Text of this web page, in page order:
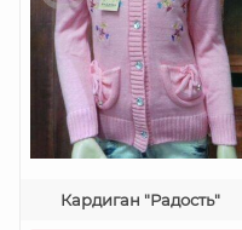
Кардиган "Радость"